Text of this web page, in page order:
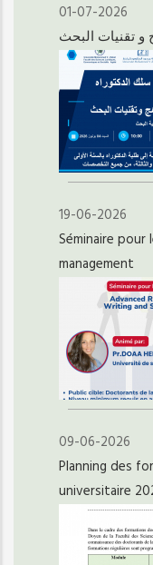
01-07-2026
و تقنيات البحث
19-06-2026
Séminaire
management
09-06-2026
Planning des
universitaire